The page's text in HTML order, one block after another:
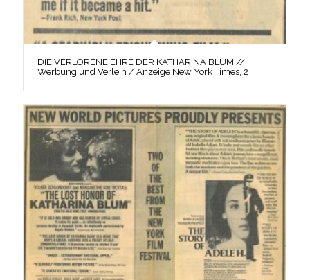
DIE VERLORENE EHRE DER KATHARINA BLUM //
Werbung und Verleih / Anzeige New York Times, 2